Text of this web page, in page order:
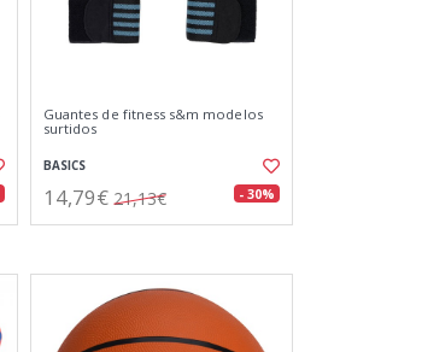
Guantes de fitness s&m modelos
surtidos
BASICS
14,79€ 21,13€ - 30%